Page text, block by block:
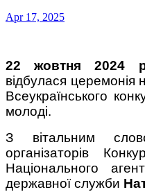
Apr 17, 2025
22 жовтня 2024
відбулася
Всеукраїнського
молоді.
З вітальним
організаторів
Національного
державної служби